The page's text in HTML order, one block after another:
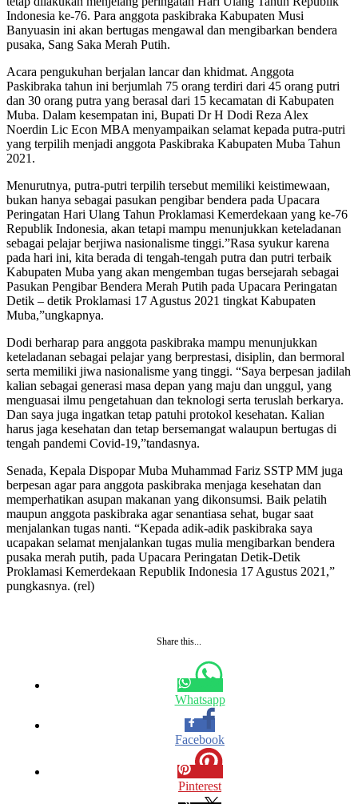
Indonesia ke-76. Para anggota paskibraka Kabupaten Musi
Banyuasin ini akan bertugas mengawal dan mengibarkan bendera
pusaka, Sang Saka Merah Putih.
Acara pengukuhan berjalan lancar dan khidmat. Anggota
Paskibraka tahun ini berjumlah 75 orang terdiri dari 45 orang putri
dan 30 orang putra yang berasal dari 15 kecamatan di Kabupaten
Muba. Dalam kesempatan ini, Bupati Dr H Dodi Reza Alex
Noerdin Lic Econ MBA menyampaikan selamat kepada putra-putri
yang terpilih menjadi anggota Paskibraka Kabupaten Muba Tahun
2021.
Menurutnya, putra-putri terpilih tersebut memiliki keistimewaan,
bukan hanya sebagai pasukan pengibar bendera pada Upacara
Peringatan Hari Ulang Tahun Proklamasi Kemerdekaan yang ke-76
Republik Indonesia, akan tetapi mampu menunjukkan keteladanan
sebagai pelajar berjiwa nasionalisme tinggi.”Rasa syukur karena
pada hari ini, kita berada di tengah-tengah putra dan putri terbaik
Kabupaten Muba yang akan mengemban tugas bersejarah sebagai
Pasukan Pengibar Bendera Merah Putih pada Upacara Peringatan
Detik – detik Proklamasi 17 Agustus 2021 tingkat Kabupaten
Muba,”ungkapnya.
Dodi berharap para anggota paskibraka mampu menunjukkan
keteladanan sebagai pelajar yang berprestasi, disiplin, dan bermoral
serta memiliki jiwa nasionalisme yang tinggi. “Saya berpesan jadilah
kalian sebagai generasi masa depan yang maju dan unggul, yang
menguasai ilmu pengetahuan dan teknologi serta teruslah berkarya.
Dan saya juga ingatkan tetap patuhi protokol kesehatan. Kalian
harus jaga kesehatan dan tetap bersemangat walaupun bertugas di
tengah pandemi Covid-19,”tandasnya.
Senada, Kepala Dispopar Muba Muhammad Fariz SSTP MM juga
berpesan agar para anggota paskibraka menjaga kesehatan dan
memperhatikan asupan makanan yang dikonsumsi. Baik pelatih
maupun anggota paskibraka agar senantiasa sehat, bugar saat
menjalankan tugas nanti. “Kepada adik-adik paskibraka saya
ucapakan selamat menjalankan tugas mulia mengibarkan bendera
pusaka merah putih, pada Upacara Peringatan Detik-Detik
Proklamasi Kemerdekaan Republik Indonesia 17 Agustus 2021,”
pungkasnya. (rel)
Share this...
Whatsapp
Facebook
Pinterest